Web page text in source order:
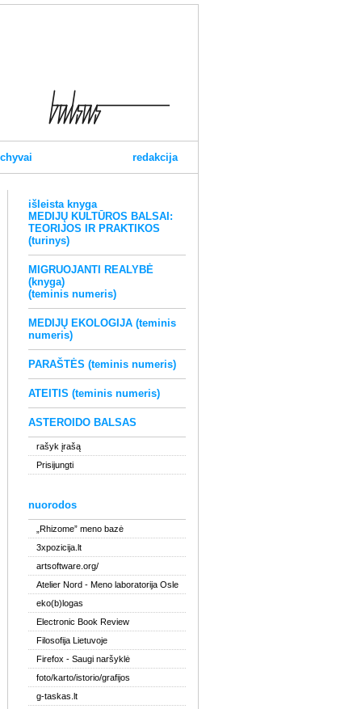
redakcija
išleista knyga
MEDIJŲ KULTŪROS BALSAI:
TEORIJOS IR PRAKTIKOS
(turinys)
MIGRUOJANTI REALYBĖ
(knyga)
(teminis numeris)
MEDIJŲ EKOLOGIJA (teminis
numeris)
PARAŠTĖS (teminis numeris)
ATEITIS (teminis numeris)
ASTEROIDO BALSAS
rašyk įrašą
Prisijungti
nuorodos
„Rhizome” meno bazė
3xpozicija.lt
artsoftware.org/
Atelier Nord - Meno laboratorija Osle
eko(b)logas
Electronic Book Review
Filosofija Lietuvoje
Firefox - Saugi naršyklė
foto/karto/istorio/grafijos
g-taskas.lt